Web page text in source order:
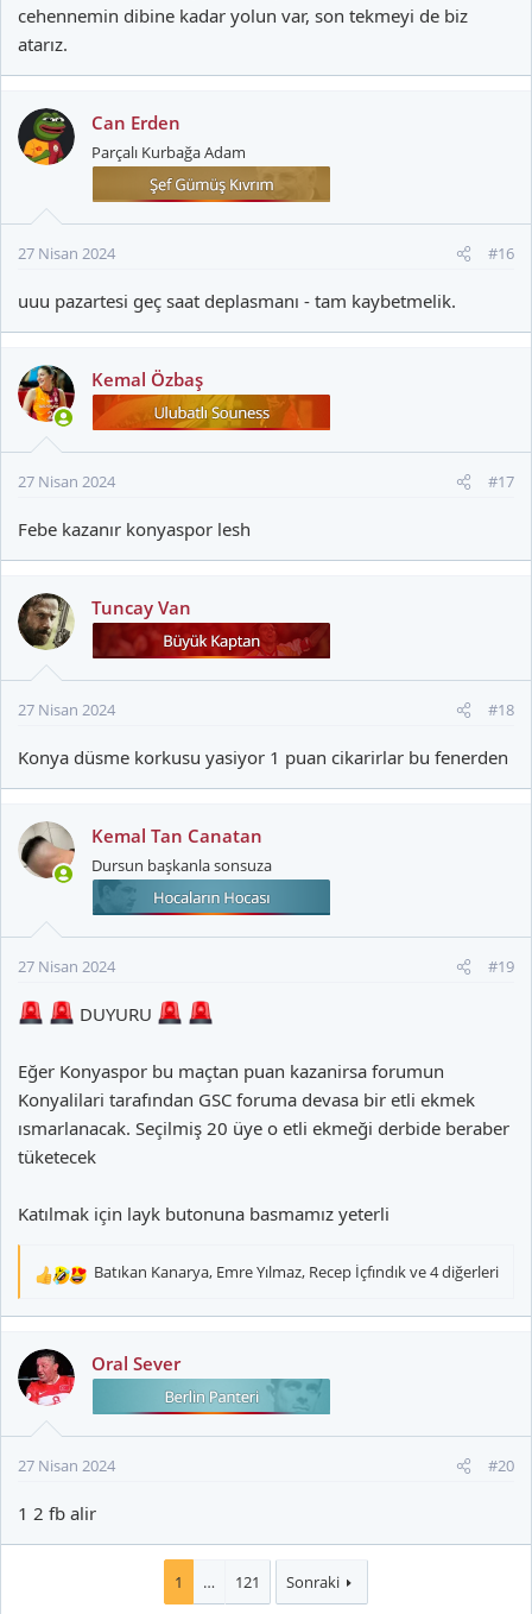
cehennemin dibine kadar yolun var, son tekmeyi de biz
atarız.
Can Erden
Parçalı Kurbağa Adam
27 Nisan 2024 #16
uuu pazartesi geç saat deplasmanı - tam kaybetmelik.
Kemal Özbaş
27 Nisan 2024 #17
Febe kazanır konyaspor lesh
Tuncay Van
27 Nisan 2024 #18
Konya düsme korkusu yasiyor 1 puan cikarirlar bu fenerden
Kemal Tan Canatan
Dursun başkanla sonsuza
27 Nisan 2024 #19
DUYURU
Eğer Konyaspor bu maçtan puan kazanirsa forumun
Konyalilari tarafından GSC foruma devasa bir etli ekmek
ısmarlanacak. Seçilmiş 20 üye o etli ekmeği derbide beraber
tüketecek
Katılmak için layk butonuna basmamız yeterli
T
k
i
l
Batıkan Kanarya, Emre Yılmaz, Recep İçfındıkve 4 diğerleri
Oral Sever
27 Nisan 2024 #20
1 2 fb alir
1 … 121 Sonraki